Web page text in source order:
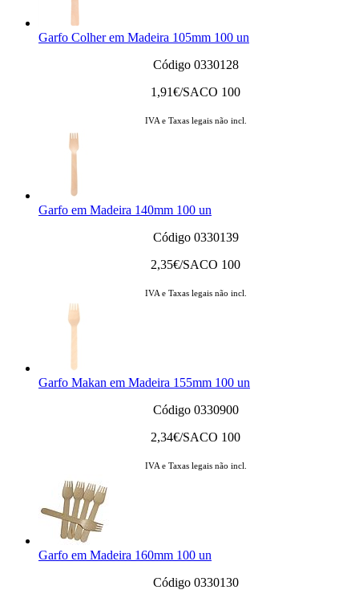
Garfo Colher em Madeira 105mm 100 un
Código 0330128
1,91€/SACO 100
IVA e Taxas legais não incl.
Garfo em Madeira 140mm 100 un
Código 0330139
2,35€/SACO 100
IVA e Taxas legais não incl.
Garfo Makan em Madeira 155mm 100 un
Código 0330900
2,34€/SACO 100
IVA e Taxas legais não incl.
Garfo em Madeira 160mm 100 un
Código 0330130